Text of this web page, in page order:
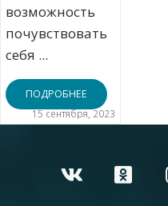
возможность
почувствовать
себя ...
ПОДРОБНЕЕ
15 сентября, 2023